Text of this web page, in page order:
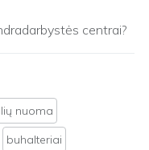
centrai?
nuoma
buhalteriai